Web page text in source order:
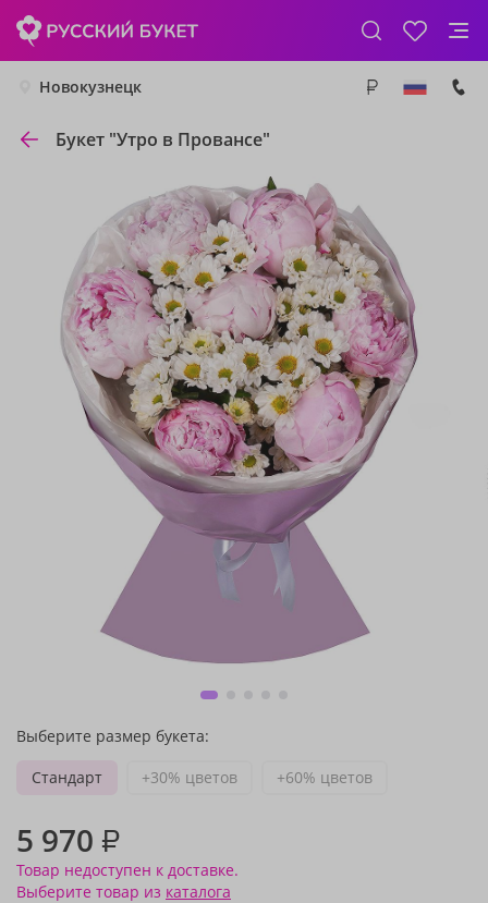
Новокузнецк
Букет "Утро в Провансе"
Выберите размер букета:
Стандарт
+30% цветов +60% цветов
5 970 ₽
Товар недоступен к доставке.
Выберите товар из каталога